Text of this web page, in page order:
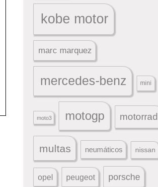
kobe motor
marc marquez
mercedes-benz mini
moto3 motogp motorrad
multas neumáticos nissan
opel peugeot porsche